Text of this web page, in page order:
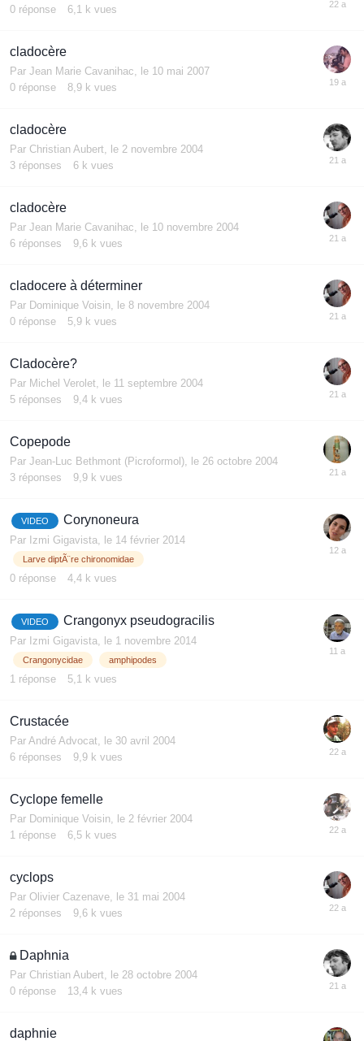
0 réponse 6,1 k vues
cladocère
Par Jean Marie Cavanihac
le 10 mai 2007
0 réponse 8,9 k vues
cladocère
Par Christian Aubert
le 2 novembre 2004
3 réponses 6 k vues
cladocère
Par Jean Marie Cavanihac
le 10 novembre 2004
6 réponses 9,6 k vues
cladocere à déterminer
Par Dominique Voisin
le 8 novembre 2004
0 réponse 5,9 k vues
Cladocère?
Par Michel Verolet
le 11 septembre 2004
5 réponses 9,4 k vues
Copepode
Par Jean-Luc Bethmont (Picroformol)
le 26 octobre 2004
3 réponses 9,9 k vues
VIDEO Corynoneura
Par Izmi Gigavista le 14 février 2014
Larve diptÃ¨re chironomidae
0 réponse 4,4 k vues
VIDEO Crangonyx pseudogracilis
Par Izmi Gigavista le 1 novembre 2014
Crangonycidae amphipodes
1 réponse 5,1 k vues
Crustacée
Par André Advocat
le 30 avril 2004
6 réponses 9,9 k vues
Cyclope femelle
Par Dominique Voisin
le 2 février 2004
1 réponse 6,5 k vues
cyclops
Par Olivier Cazenave
le 31 mai 2004
2 réponses 9,6 k vues
Daphnia
Par Christian Aubert
le 28 octobre 2004
0 réponse 13,4 k vues
daphnie